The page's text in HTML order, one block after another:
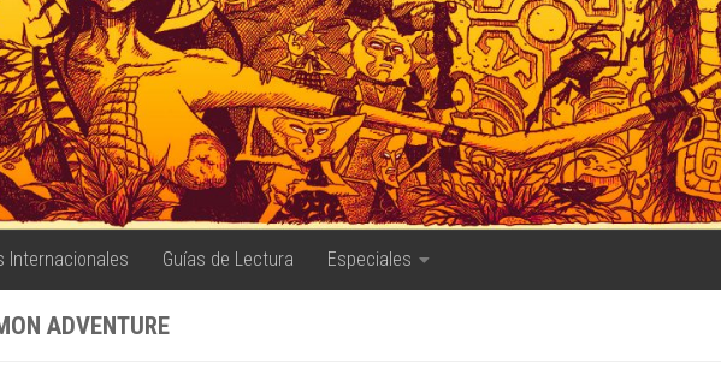
Internacionales Guías de Lectura Especiales
ADVENTURE